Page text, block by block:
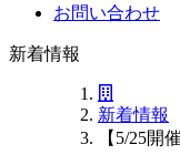
お問い合わせ
新着情報
新着情報
【5/25開